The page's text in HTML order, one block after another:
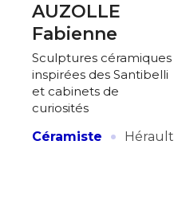
AUZOLLE
Fabienne
Sculptures céramiques
inspirées des Santibelli
et cabinets de
curiosités
Céramiste
· Hérault